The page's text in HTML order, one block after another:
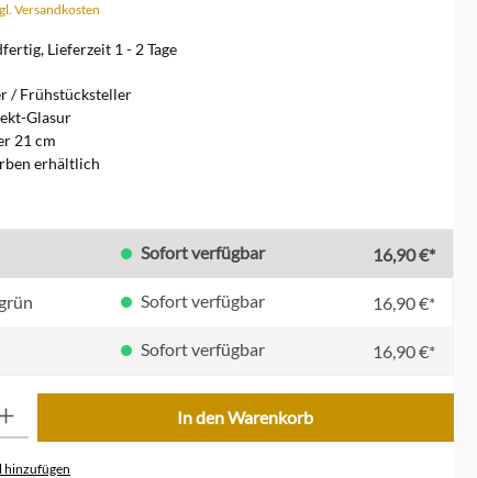
Versandkosten
Lieferzeit 1 - 2 Tage
/ Frühstücksteller
Glasur
21 cm
erhältlich
Sofort verfügbar 16,90 €*
Sofort verfügbar 16,90 €*
Sofort verfügbar 16,90 €*
In den Warenkorb
hinzufügen